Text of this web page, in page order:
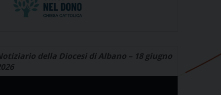
della Diocesi di Albano – 18 giugno